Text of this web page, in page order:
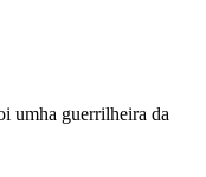
umha guerrilheira da